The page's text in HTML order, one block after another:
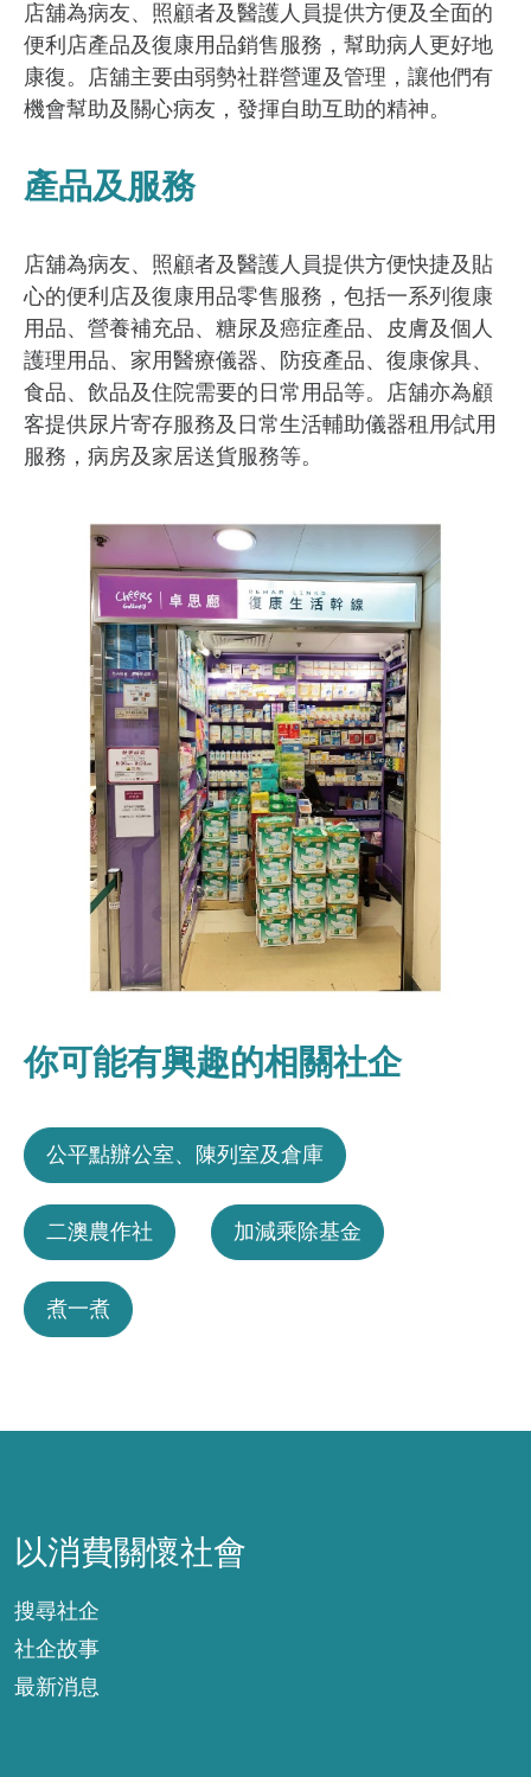
店舖為病友、照顧者及醫護人員提供方便及全面的
便利店產品及復康用品銷售服務，幫助病人更好地
康復。店舖主要由弱勢社群營運及管理，讓他們有
機會幫助及關心病友，發揮自助互助的精神。
產品及服務
店舖為病友、照顧者及醫護人員提供方便快捷及貼
心的便利店及復康用品零售服務，包括一系列復康
用品、營養補充品、糖尿及癌症產品、皮膚及個人
護理用品、家用醫療儀器、防疫產品、復康傢具、
食品、飲品及住院需要的日常用品等。店舖亦為顧
客提供尿片寄存服務及日常生活輔助儀器租用∕試用
服務，病房及家居送貨服務等。
你可能有興趣的相關社企
公平點辦公室、陳列室及倉庫
二澳農作社 加減乘除基金
煮一煮
以消費關懷社會
搜尋社企
社企故事
最新消息